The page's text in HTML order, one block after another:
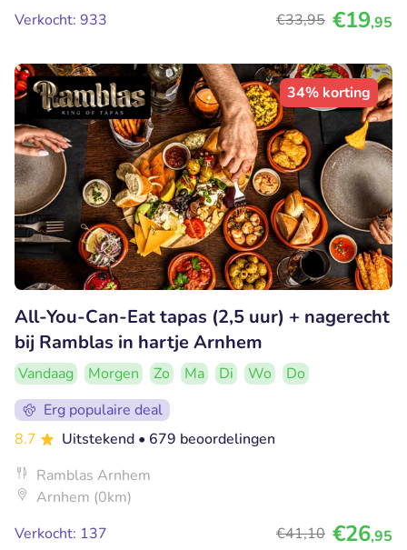
Verkocht: 933
€33,95 €19,95
34% korting
All-You-Can-Eat tapas (2,5 uur) + nagerecht
bij Ramblas in hartje Arnhem
Vandaag Morgen Zo Ma Di Wo
Do
Erg populaire deal
8.7
Uitstekend • 679 beoordelingen
Ramblas Arnhem
Arnhem (0km)
Verkocht: 137
€41,10 €26,95